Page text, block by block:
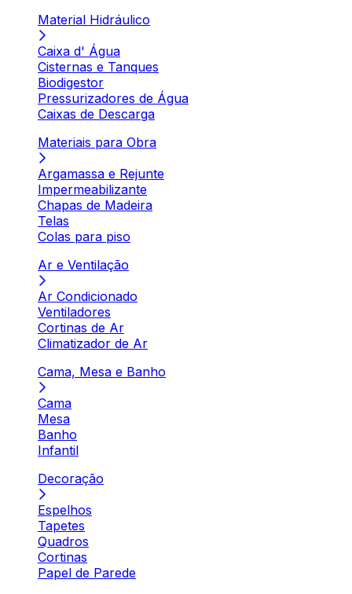
Material Hidráulico
Caixa d' Água
Cisternas e Tanques
Biodigestor
Pressurizadores de Água
Caixas de Descarga
Materiais para Obra
Argamassa e Rejunte
Impermeabilizante
Chapas de Madeira
Telas
Colas para piso
Ar e Ventilação
Ar Condicionado
Ventiladores
Cortinas de Ar
Climatizador de Ar
Cama, Mesa e Banho
Cama
Mesa
Banho
Infantil
Decoração
Espelhos
Tapetes
Quadros
Cortinas
Papel de Parede